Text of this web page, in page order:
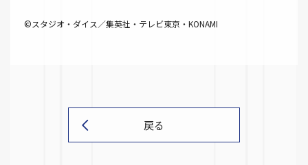
©スタジオ・ダイス／集英社・テレビ東京・KONAMI
戻る